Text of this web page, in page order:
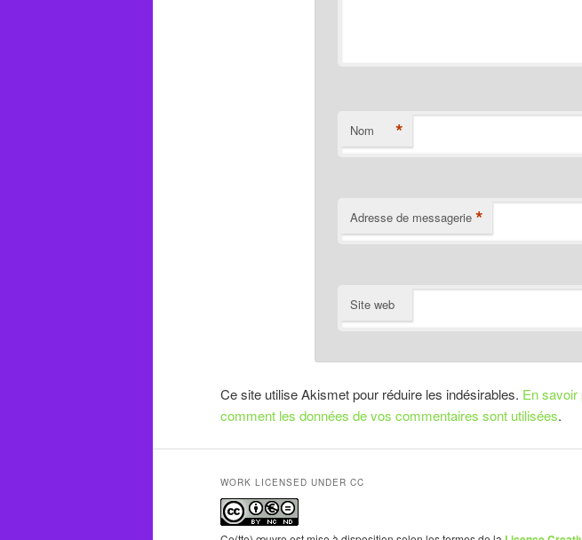
Nom *
Adresse de messagerie *
Site web
Ce site utilise Akismet pour réduire les indésirables. En savoir
comment les données de vos commentaires sont utilisées.
WORK LICENSED UNDER CC